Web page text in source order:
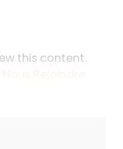
this content.